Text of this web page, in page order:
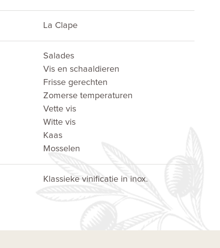
La Clape
Salades
Vis en schaaldieren
Frisse gerechten
Zomerse temperaturen
Vette vis
Witte vis
Kaas
Mosselen
Klassieke vinificatie in inox.